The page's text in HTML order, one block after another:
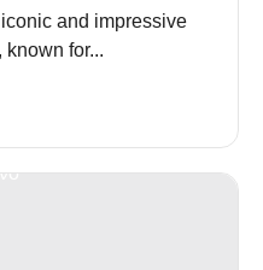
and impressive
for...